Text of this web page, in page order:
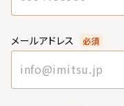
メールアドレス 必須